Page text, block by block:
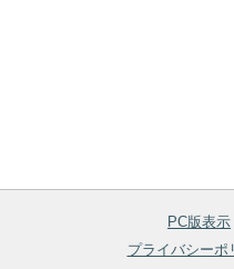
PC版表示
プライバシーポ